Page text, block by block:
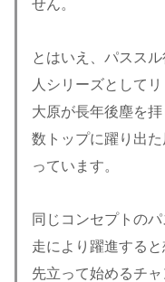
せん。
とはいえ、パスス
人シリーズとして
大原が長年後塵を
数トップに躍り出
っています。
同じコンセプトの
走により躍進する
先立って始めるチャ